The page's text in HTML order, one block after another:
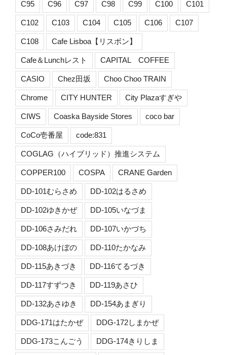
C95 C96 C97 C98 C99 C100 C101
C102 C103 C104 C105 C106 C107
C108 Cafe Lisboa【リスボン】
Cafe＆Lunchレスト CAPITAL COFFEE
CASIO Chez田坂 Choo Choo TRAIN
Chrome CITY HUNTER City Plazaすぎや
CIWS Coaska Bayside Stores coco bar
CoCo壱番屋 code:831
COGLAG（ハイブリッド）推進システム
COPPER100 COSPA CRANE Garden
DD-101むらさめ DD-102はるさめ
DD-102ゆきかぜ DD-105いなづま
DD-106さみだれ DD-107いかづち
DD-108あけぼの DD-110たかなみ
DD-115あきづき DD-116てるづき
DD-117すずつき DD-119あさひ
DD-132あさゆき DD-154あまぎり
DDG-171はたかぜ DDG-172しまかぜ
DDG-173こんごう DDG-174きりしま